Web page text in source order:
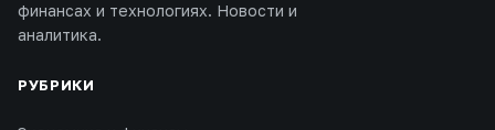
финансах и технологиях. Новости и
аналитика.
РУБРИКИ